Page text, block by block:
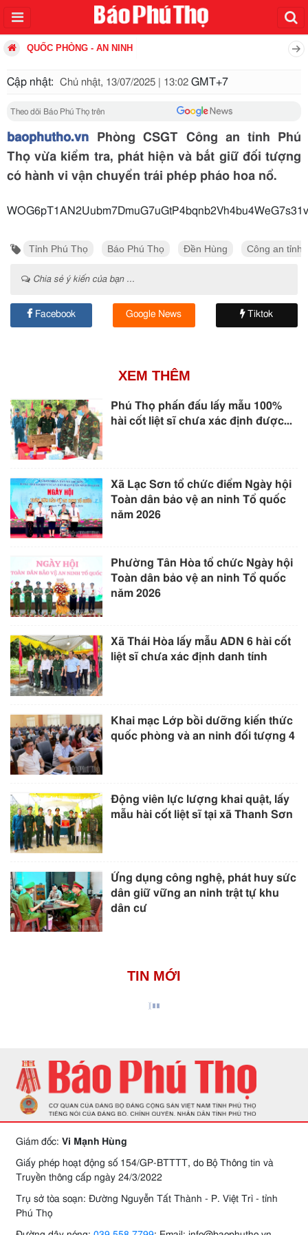
QUỐC PHÒNG - AN NINH
Cập nhật: Chủ nhật, 13/07/2025 | 13:02 GMT+7
Theo dõi Báo Phú Thọ trên
baophutho.vn Phòng CSGT Công an tỉnh Phú
Thọ vừa kiểm tra, phát hiện và bắt giữ đối tượng
có hành vi vận chuyển trái phép pháo hoa nổ.
Tỉnh Phú Thọ Báo Phú Thọ Đền Hùng Công an tỉnh
Chia sẻ ý kiến của bạn ...
Facebook Google News Tiktok
XEM THÊM
Phú Thọ phấn đấu lấy mẫu 100%
hài cốt liệt sĩ chưa xác định được...
Xã Lạc Sơn tổ chức điểm Ngày hội
Toàn dân bảo vệ an ninh Tổ quốc
năm 2026
Phường Tân Hòa tổ chức Ngày hội
Toàn dân bảo vệ an ninh Tổ quốc
năm 2026
Xã Thái Hòa lấy mẫu ADN 6 hài cốt
liệt sĩ chưa xác định danh tính
Khai mạc Lớp bồi dưỡng kiến thức
quốc phòng và an ninh đối tượng 4
Động viên lực lượng khai quật, lấy
mẫu hài cốt liệt sĩ tại xã Thanh Sơn
Ứng dụng công nghệ, phát huy sức
dân giữ vững an ninh trật tự khu
dân cư
TIN MỚI
Giám đốc: Vi Mạnh Hùng
Giấy phép hoạt động số 154/GP-BTTTT, do Bộ Thông tin và
Truyền thông cấp ngày 24/3/2022
Trụ sở tòa soạn: Đường Nguyễn Tất Thành - P. Việt Trì - tỉnh
Phú Thọ